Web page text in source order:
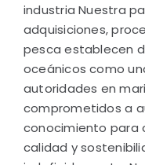
industria Nuestra
adquisiciones,
pesca establecen
oceánicos como
autoridades en
comprometidos a
conocimiento para
calidad y